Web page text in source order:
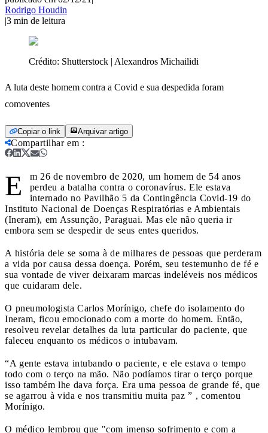
Rodrigo Houdin
|3 min de leitura
Crédito: Shutterstock | Alexandros Michailidi
A luta deste homem contra a Covid e sua despedida foram
comoventes
Copiar o link Arquivar artigo
Compartilhar em :
E
m 26 de novembro de 2020, um homem de 54 anos
perdeu a batalha contra o coronavírus. Ele estava
internado no Pavilhão 5 da Contingência Covid-19 do
Instituto Nacional de Doenças Respiratórias e Ambientais
(Ineram), em Assunção, Paraguai. Mas ele não queria ir
embora sem se despedir de seus entes queridos.
A história dele se soma à de milhares de pessoas que perderam
a vida por causa dessa doença. Porém, seu testemunho de fé e
sua vontade de viver deixaram marcas indeléveis nos médicos
que cuidaram dele.
O pneumologista Carlos Morínigo, chefe do isolamento do
Ineram, ficou emocionado com a morte do homem. Então,
resolveu revelar detalhes da luta particular do paciente, que
faleceu enquanto os médicos o intubavam.
“A gente estava intubando o paciente, e ele estava o tempo
todo com o terço na mão. Não podíamos tirar o terço porque
isso também lhe dava força. Era uma pessoa de grande fé, que
se agarrou à vida e nos transmitiu muita paz ” , comentou
Morínigo.
O médico lembrou que "com imenso sofrimento e com a